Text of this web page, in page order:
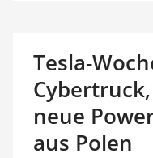
Tesla-
neue
aus Polen